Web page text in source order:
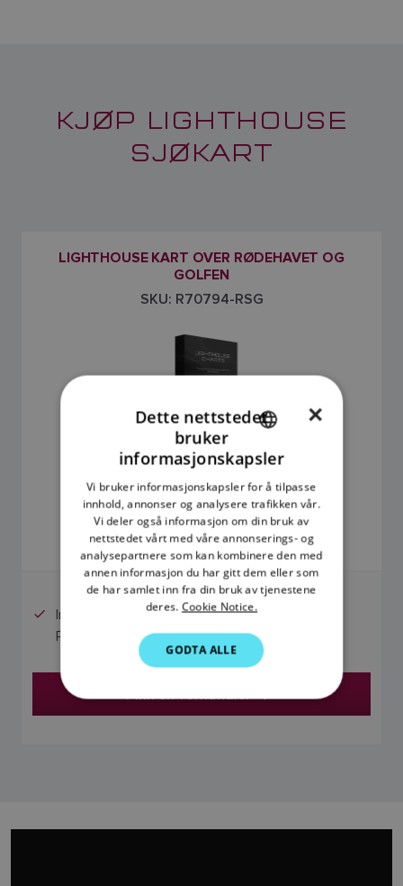
KJØP LIGHTHOUSE
SJØKART
LIGHTHOUSE KART OVER RØDEHAVET OG
GOLFEN
SKU: R70794-RSG
kr 2 790,00
Prisen inkluderer merverdiavgift
Inkluderer 1 års gratis LightHouse Charts
Premium-abonnement
Finn en forhandler
DANISH
ITALIAN
SWEDISH
GERMAN
SPANISH
FINNISH
×
Dette nettstedet
bruker
informasjonskapsler
Vi bruker informasjonskapsler for å tilpasse
innhold, annonser og analysere trafikken vår.
Vi deler også informasjon om din bruk av
nettstedet vårt med våre annonserings- og
analysepartnere som kan kombinere den med
annen informasjon du har gitt dem eller som
de har samlet inn fra din bruk av tjenestene
deres. Cookie Notice.
GODTA ALLE